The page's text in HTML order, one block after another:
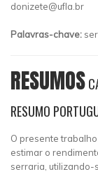
donizete@ufla.br
Palavras-chave:
RESUMOS
RESUMO
O presente
estimar o
serraria, utilizando-